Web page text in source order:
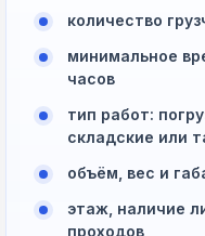
количество
минимальное
часов
тип работ:
складские или
объём, вес и
этаж, наличие
проходов